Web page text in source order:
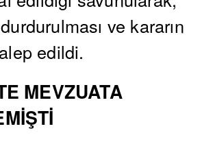
ve kararın
edildi.
MEVZUATA